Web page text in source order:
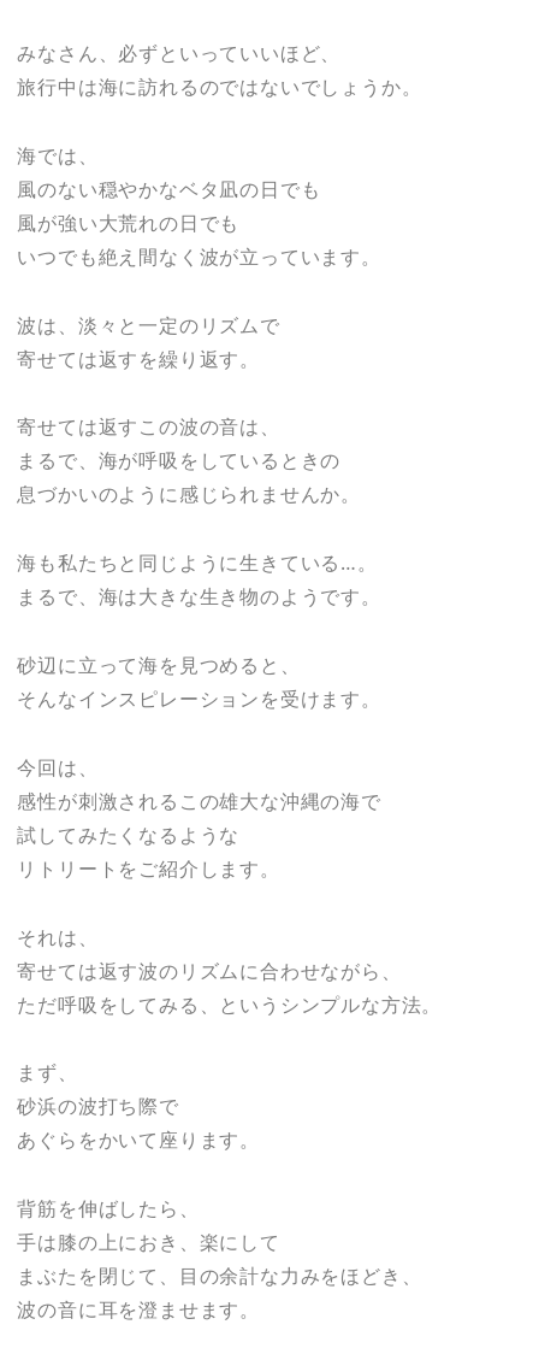
みなさん、必ずといっていいほど、
旅行中は海に訪れるのではないでしょうか。
海では、
風のない穏やかなベタ凪の日でも
風が強い大荒れの日でも
いつでも絶え間なく波が立っています。
波は、淡々と一定のリズムで
寄せては返すを繰り返す。
寄せては返すこの波の音は、
まるで、海が呼吸をしているときの
息づかいのように感じられませんか。
海も私たちと同じように生きている…。
まるで、海は大きな生き物のようです。
砂辺に立って海を見つめると、
そんなインスピレーションを受けます。
今回は、
感性が刺激されるこの雄大な沖縄の海で
試してみたくなるような
リトリートをご紹介します。
それは、
寄せては返す波のリズムに合わせながら、
ただ呼吸をしてみる、というシンプルな方法。
まず、
砂浜の波打ち際で
あぐらをかいて座ります。
背筋を伸ばしたら、
手は膝の上におき、楽にして
まぶたを閉じて、目の余計な力みをほどき、
波の音に耳を澄ませます。